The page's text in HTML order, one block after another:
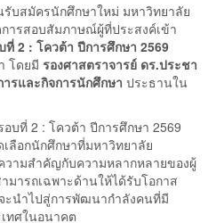
บสมัครนักศึกษาใหม่ มหาวิทยาลัย
ารสอบสัมภาษณ์ผู้ที่ประสงค์เข้า
ที่ 2 : โควต้า ปีการศึกษา 2569
โดยมี รองศาสตราจารย์ ดร.ประชา
รและกิจการนักศึกษา ประธานใน
บที่ 2 : โควต้า ปีการศึกษา 2569
ลือกนักศึกษาที่มหาวิทยาลัย
ามสำคัญกับความหลากหลายของผู้
มารถเฉพาะด้านให้ได้รับโอกาส
ะนำไปสู่การพัฒนากำลังคนที่มี
ทศในอนาคต